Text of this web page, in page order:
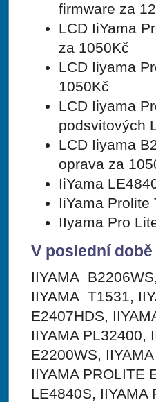
firmware za
LCD IiYama
za 1050Kč
LCD Iiyama
1050Kč
LCD Iiyama
podsvitových
LCD Iiyama
oprava za
IiYama
IiYama
IIyama Pro
V poslední
IIYAMA
IIYAMA T1531,
E2407HDS,
IIYAMA PL32400,
E2200WS,
IIYAMA PROLITE
LE4840S, IIYAMA